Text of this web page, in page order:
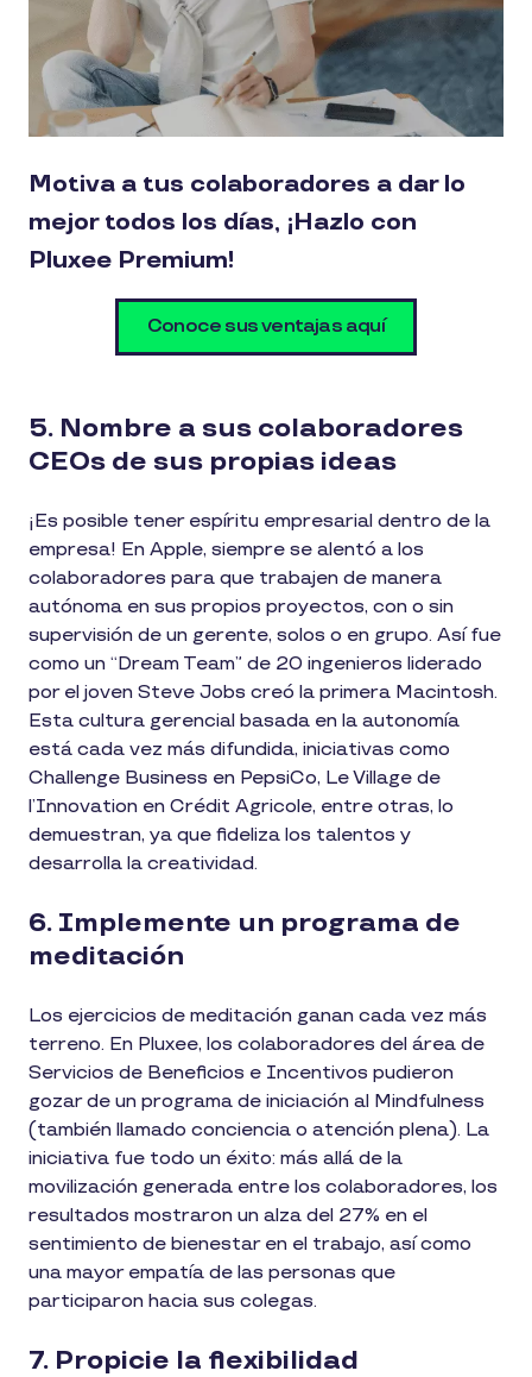
Motiva a tus colaboradores a dar lo
mejor todos los días, ¡Hazlo con
Pluxee Premium!
Conoce sus ventajas aquí
5. Nombre a sus colaboradores
CEOs de sus propias ideas
¡Es posible tener espíritu empresarial dentro de la
empresa! En Apple, siempre se alentó a los
colaboradores para que trabajen de manera
autónoma en sus propios proyectos, con o sin
supervisión de un gerente, solos o en grupo. Así fue
como un “Dream Team” de 20 ingenieros liderado
por el joven Steve Jobs creó la primera Macintosh.
Esta cultura gerencial basada en la autonomía
está cada vez más difundida, iniciativas como
Challenge Business en PepsiCo, Le Village de
l’Innovation en Crédit Agricole, entre otras, lo
demuestran, ya que fideliza los talentos y
desarrolla la creatividad.
6. Implemente un programa de
meditación
Los ejercicios de meditación ganan cada vez más
terreno. En Pluxee, los colaboradores del área de
Servicios de Beneficios e Incentivos pudieron
gozar de un programa de iniciación al Mindfulness
(también llamado conciencia o atención plena). La
iniciativa fue todo un éxito: más allá de la
movilización generada entre los colaboradores, los
resultados mostraron un alza del 27% en el
sentimiento de bienestar en el trabajo, así como
una mayor empatía de las personas que
participaron hacia sus colegas.
7. Propicie la flexibilidad